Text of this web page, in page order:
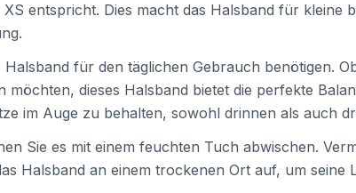
entspricht. Dies macht das Halsband für kleine
für den täglichen Gebrauch benötigen.
dieses Halsband bietet die perfekte
im Auge zu behalten, sowohl drinnen als auch
Sie es mit einem feuchten Tuch abwischen.
Halsband an einem trockenen Ort auf, um seine